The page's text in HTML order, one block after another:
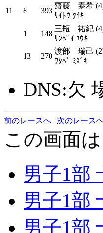
11 8 393
齋藤 泰希
ｻｲﾄｳ ﾀｲｷ
1 148
三瓶 祐紀
ｻﾝﾍﾟｲ ﾕｳｷ
13 270
渡部 瑞己
ﾜﾀﾍﾞ ﾐｽﾞｷ
DNS:欠
前のレースへ 次のレース
この画面
男子1部
男子1部
男子1部